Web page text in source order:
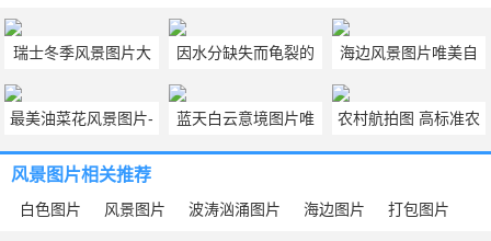
瑞士冬季风景图片大
全 瑞士雪地风景壁纸
图片
因水分缺失而龟裂的
干旱土地壁纸图片
海边风景图片唯美自
然 微信大海风景图像
背景精选
最美油菜花风景图片-
油菜花图片美景
蓝天白云意境图片唯
美 蓝天白云的唯美图
农村航拍图 高标准农
田图片
风景图片相关推荐
白色图片 风景图片 波涛汹涌图片 海边图片 打包图片